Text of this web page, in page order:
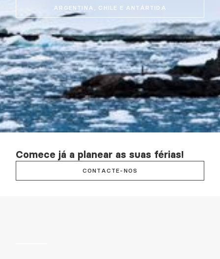
ARGENTINA, CHILE E ANTÁRTIDA
Comece já a planear as suas férias!
CONTACTE-NOS